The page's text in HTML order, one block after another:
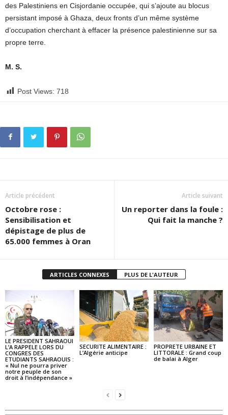
des Palestiniens en Cisjordanie occupée, qui s’ajoute au blocus
persistant imposé à Ghaza, deux fronts d’un même système
d’occupation cherchant à effacer la présence palestinienne sur sa
propre terre.
M. S.
Post Views: 718
Article précédent
Octobre rose :
Sensibilisation et
dépistage de plus de
65.000 femmes à Oran
Article suivant
Un reporter dans la foule :
Qui fait la manche ?
ARTICLES CONNEXES PLUS DE L'AUTEUR
LE PRESIDENT SAHRAOUI
L’A RAPPELE LORS DU
CONGRES DES
ETUDIANTS SAHRAOUIS :
« Nul ne pourra priver
notre peuple de son
droit à l’indépendance »
SECURITE ALIMENTAIRE :
L’Algérie anticipe
PROPRETE URBAINE ET
LITTORALE : Grand coup
de balai à Alger